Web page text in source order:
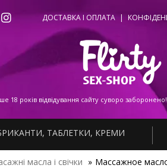
ДОСТАВКА І ОПЛАТА |
18 років відвідування сайту суворо заборонено!
ТАБЛЕТКИ, КРЕМИ
масла і свічки » Массажное